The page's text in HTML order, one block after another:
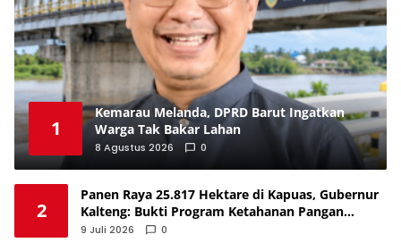
1
Kemarau Melanda, DPRD Barut Ingatkan
Warga Tak Bakar Lahan
8 Agustus 2026 0
2
Panen Raya 25.817 Hektare di Kapuas, Gubernur
Kalteng: Bukti Program Ketahanan Pangan
Berjalan
9 Juli 2026 0